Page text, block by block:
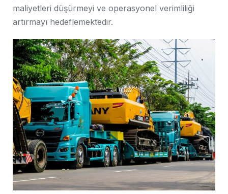
maliyetleri düşürmeyi ve operasyonel verimliliği
artırmayı hedeflemektedir.